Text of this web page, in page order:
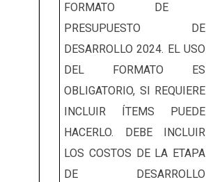
FORMATO DE
PRESUPUESTO DE
DESARROLLO 2024. EL USO
DEL FORMATO ES
OBLIGATORIO, SI REQUIERE
INCLUIR ÍTEMS PUEDE
HACERLO. DEBE INCLUIR
LOS COSTOS DE LA ETAPA
DE DESARROLLO